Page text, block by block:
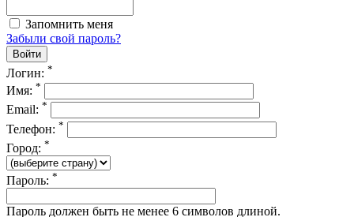
Запомнить меня
Забыли свой пароль?
Логин: *
Имя: *
Email: *
Телефон: *
Город: *
Пароль: *
Пароль должен быть не менее 6 символов длиной.